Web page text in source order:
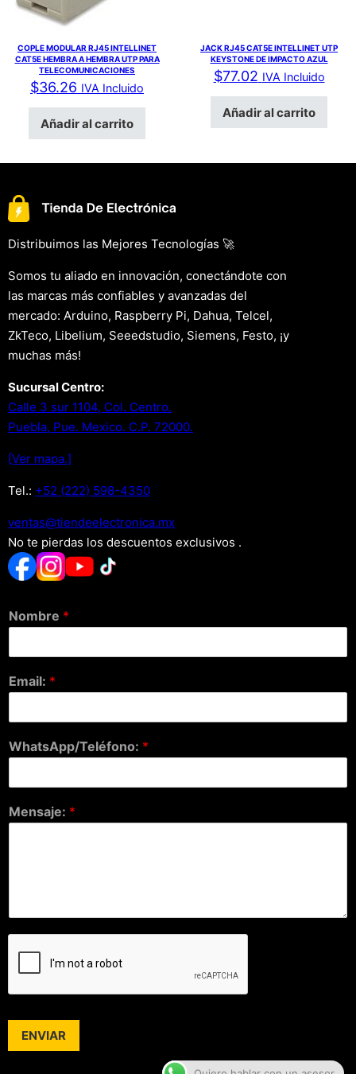
COPLE MODULAR RJ45 INTELLINET
CAT5E HEMBRA A HEMBRA UTP PARA
TELECOMUNICACIONES
$36.26 IVA Incluido
Añadir al carrito
JACK RJ45 CAT5E INTELLINET UTP
KEYSTONE DE IMPACTO AZUL
$77.02 IVA Incluido
Añadir al carrito
Distribuimos las Mejores Tecnologías 🚀
Somos tu aliado en innovación, conectándote con
las marcas más confiables y avanzadas del
mercado: Arduino, Raspberry Pi, Dahua, Telcel,
ZkTeco, Libelium, Seeedstudio, Siemens, Festo, ¡y
muchas más!
Sucursal Centro:
Calle 3 sur 1104, Col. Centro.
Puebla, Pue. Mexico. C.P. 72000.
[Ver mapa.]
Tel.: +52 (222) 598-4350
xm.acinortceleedneit@satnev
No te pierdas los descuentos exclusivos .
Nombre *
Email: *
WhatsApp/Teléfono: *
Mensaje: *
ENVIAR